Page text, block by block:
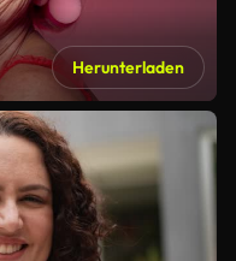
Herunterladen